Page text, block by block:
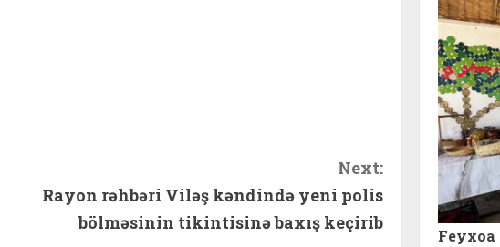
Next:
Rayon rəhbəri Viləş kəndində yeni polis
bölməsinin tikintisinə baxış keçirib
Feyxoa